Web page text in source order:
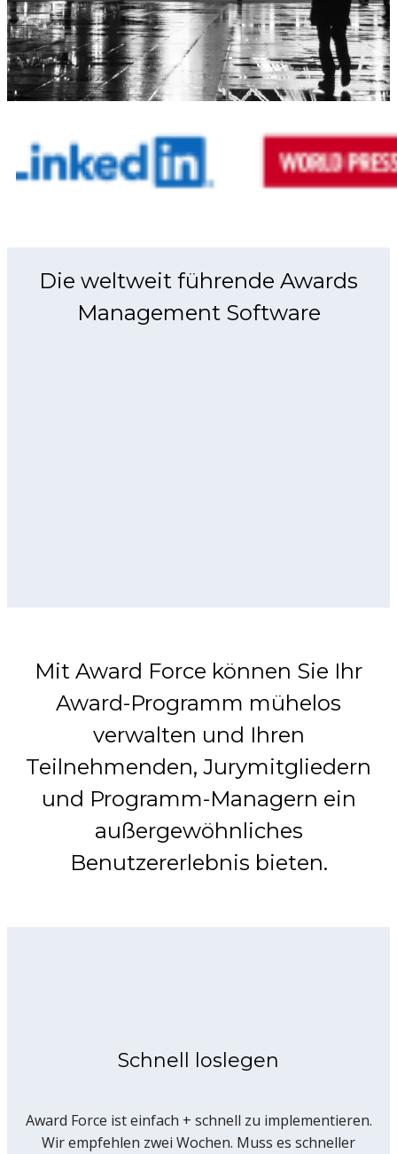
Die weltweit führende Awards
Management Software
Mit Award Force können Sie Ihr
Award-Programm mühelos
verwalten und Ihren
Teilnehmenden, Jurymitgliedern
und Programm-Managern ein
außergewöhnliches
Benutzererlebnis bieten.
Schnell loslegen
Award Force ist einfach + schnell zu implementieren.
Wir empfehlen zwei Wochen. Muss es schneller